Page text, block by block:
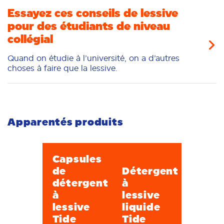
Essayez ces conseils de lessive
pour des étudiants de niveau
collégial
Quand on étudie à l’université, on a d’autres
choses à faire que la lessive.
Apparentés produits
Capsules
de
détergent
à
lessive
Tide
Détergent
à
lessive
liquide
Tide